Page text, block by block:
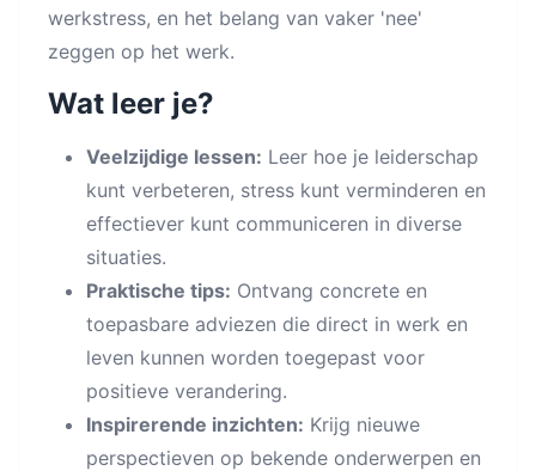
werkstress, en het belang van vaker 'nee'
zeggen op het werk.
Wat leer je?
Veelzijdige lessen: Leer hoe je leiderschap
kunt verbeteren, stress kunt verminderen en
effectiever kunt communiceren in diverse
situaties.
Praktische tips: Ontvang concrete en
toepasbare adviezen die direct in werk en
leven kunnen worden toegepast voor
positieve verandering.
Inspirerende inzichten: Krijg nieuwe
perspectieven op bekende onderwerpen en